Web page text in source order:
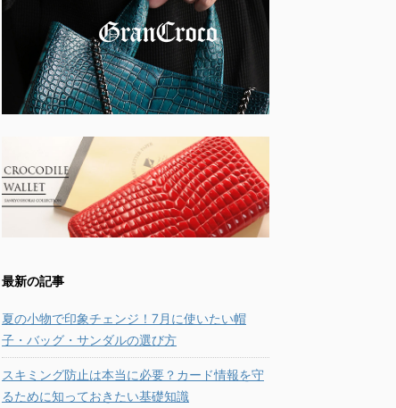
最新の記事
夏の小物で印象チェンジ！7月に使いたい帽
子・バッグ・サンダルの選び方
スキミング防止は本当に必要？カード情報を守
るために知っておきたい基礎知識